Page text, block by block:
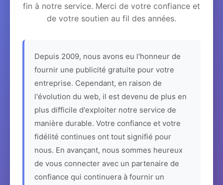
fin à notre service. Merci de votre confiance et
de votre soutien au fil des années.
Depuis 2009, nous avons eu l'honneur de
fournir une publicité gratuite pour votre
entreprise. Cependant, en raison de
l'évolution du web, il est devenu de plus en
plus difficile d'exploiter notre service de
manière durable. Votre confiance et votre
fidélité continues ont tout signifié pour
nous. En avançant, nous sommes heureux
de vous connecter avec un partenaire de
confiance qui continuera à fournir un